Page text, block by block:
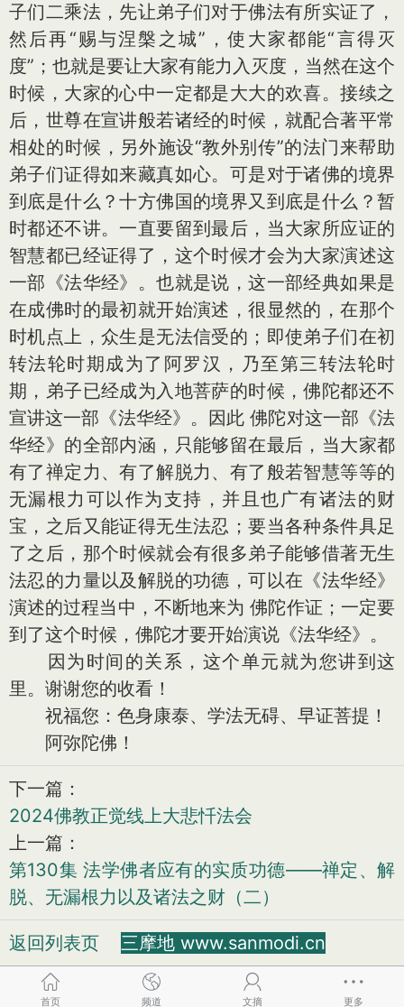
子们二乘法，先让弟子们对于佛法有所实证了，
然后再“赐与涅槃之城”，使大家都能“言得灭
度”；也就是要让大家有能力入灭度，当然在这个
时候，大家的心中一定都是大大的欢喜。接续之
后，世尊在宣讲般若诸经的时候，就配合著平常
相处的时候，另外施设“教外别传”的法门来帮助
弟子们证得如来藏真如心。可是对于诸佛的境界
到底是什么？十方佛国的境界又到底是什么？暂
时都还不讲。一直要留到最后，当大家所应证的
智慧都已经证得了，这个时候才会为大家演述这
一部《法华经》。也就是说，这一部经典如果是
在成佛时的最初就开始演述，很显然的，在那个
时机点上，众生是无法信受的；即使弟子们在初
转法轮时期成为了阿罗汉，乃至第三转法轮时
期，弟子已经成为入地菩萨的时候，佛陀都还不
宣讲这一部《法华经》。因此 佛陀对这一部《法
华经》的全部内涵，只能够留在最后，当大家都
有了禅定力、有了解脱力、有了般若智慧等等的
无漏根力可以作为支持，并且也广有诸法的财
宝，之后又能证得无生法忍；要当各种条件具足
了之后，那个时候就会有很多弟子能够借著无生
法忍的力量以及解脱的功德，可以在《法华经》
演述的过程当中，不断地来为 佛陀作证；一定要
到了这个时候，佛陀才要开始演说《法华经》。
因为时间的关系，这个单元就为您讲到这
里。谢谢您的收看！
祝福您：色身康泰、学法无碍、早证菩提！
阿弥陀佛！
下一篇：
2024佛教正觉线上大悲忏法会
上一篇：
第130集 法学佛者应有的实质功德——禅定、解
脱、无漏根力以及诸法之财（二）
返回列表页 三摩地 www.sanmodi.cn
首页 频道 文摘 更多